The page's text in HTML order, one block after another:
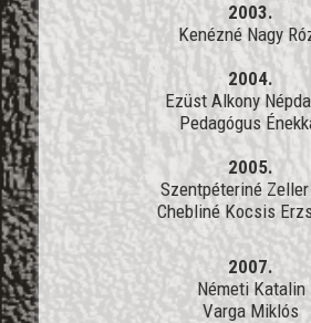
2003.
Kenézné Nagy
2004.
Ezüst Alkony
Pedagógus
2005.
Szentpéteriné
Chebliné Kocsis
2007.
Németi Katalin
Varga Miklós